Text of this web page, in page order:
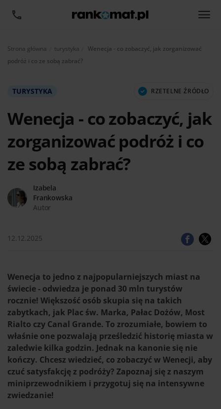
Strona główna turystyka Aktualnie:
Wenecja - co zobaczyć, jak zorganizować
podróż i co ze sobą zabrać?
TURYSTYKA RZETELNE ŹRÓDŁO
Wenecja - co zobaczyć, jak
zorganizować podróż i co
ze sobą zabrać?
Izabela
Frankowska
Autor
12.12.2025
Wenecja to jedno z najpopularniejszych miast na
świecie - odwiedza je ponad 30 mln turystów
rocznie! Większość osób skupia się na takich
zabytkach, jak Plac św. Marka, Pałac Dożów, Most
Rialto czy Canal Grande. To zrozumiałe, bowiem to
właśnie one pozwalają prześledzić historię miasta w
zaledwie kilka godzin. Jednak na kanonie się nie
kończy. Chcesz wiedzieć, co zobaczyć w Wenecji, aby
czuć satysfakcję z podróży? Zapoznaj się z naszym
miniprzewodnikiem i przygotuj się na intensywne
zwiedzanie!